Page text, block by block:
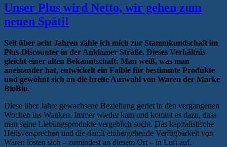
Unser Plus wird Netto, wir gehen zum
neuen Späti!
Seit über acht Jahren zähle ich mich zur Stammkundschaft im
Plus-Discounter in der Anklamer Straße. Dieses Verhältnis
gleicht einer alten Bekanntschaft: Man weiß, was man
aneinander hat, entwickelt ein Faible für bestimmte Produkte
und gewöhnt sich an die breite Auswahl von Waren der Marke
BioBio.
Diese über Jahre gewachsene Beziehung geriet in den vergangenen
Wochen ins Wanken. Immer wieder kam und kommt es dazu, dass
man seine Lieblingsprodukte vergeblich sucht. Das kapitalistische
Heilsversprechen und die damit einhergehende Verfügbarkeit von
Waren lösten sich – zumindest an diesem Ort – in Luft auf.